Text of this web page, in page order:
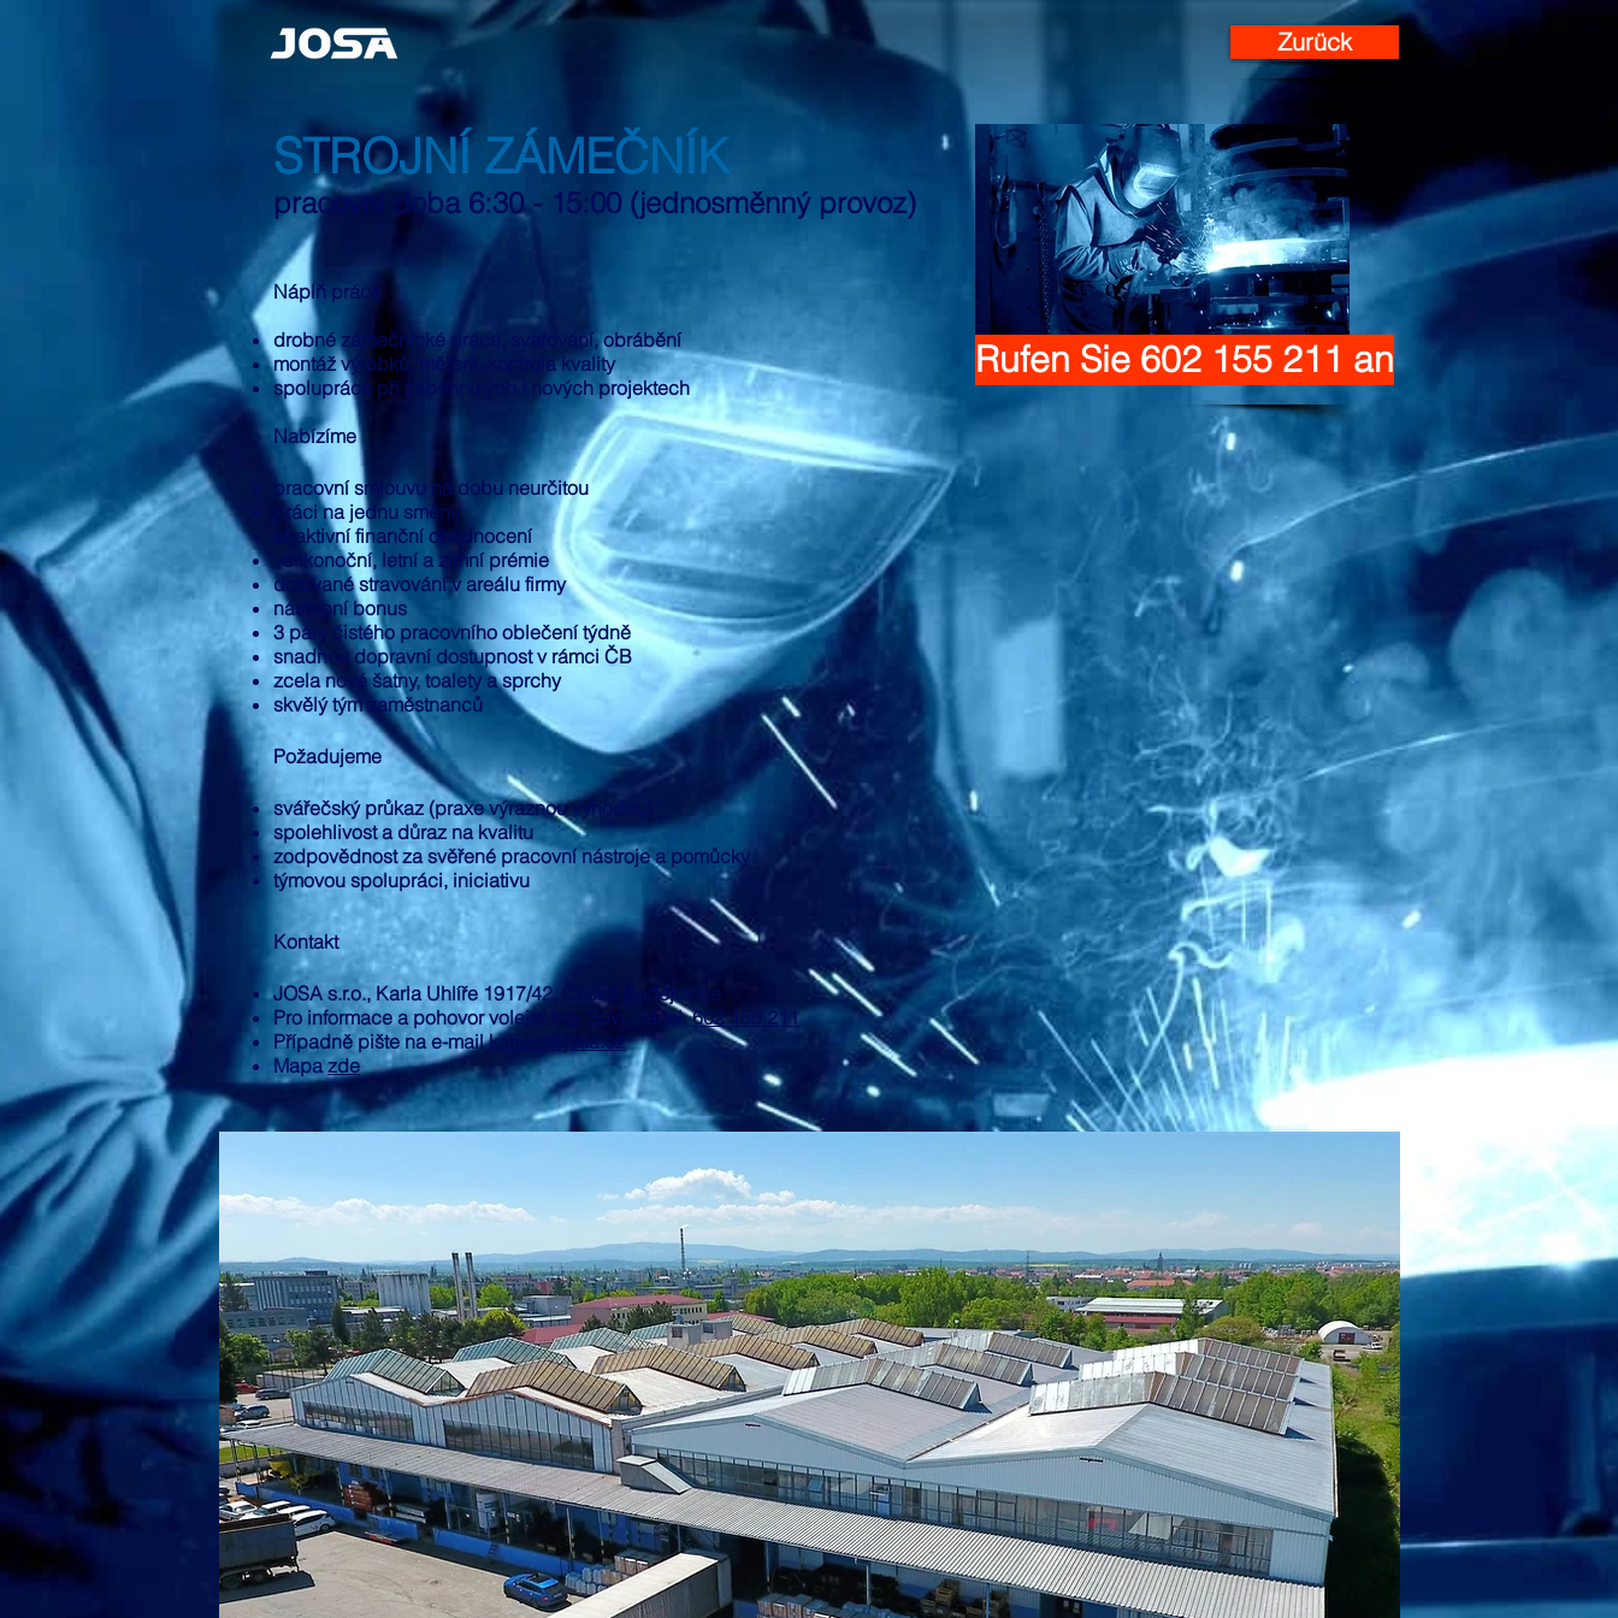
Zurück
STROJNÍ ZÁMEČNÍK
pracovní doba 6:30 - 15:00 (jednosměnný provoz)
Náplň práce
drobné zámečnické práce, svařování, obrábění
montáž výrobků, měření, kontrola kvality
spolupráce při zaběhnutých i nových projektech
Nabízíme
pracovní smlouvu na dobu neurčitou
práci na jednu směnu
atraktivní finanční ohodnocení
velikonoční, letní a zimní prémie
dotované stravování v areálu firmy
nástupní bonus
3 páry čistého pracovního oblečení týdně
snadnou dopravní dostupnost v rámci ČB
zcela nové šatny, toalety a sprchy
skvělý tým zaměstnanců
Požadujeme
svářečský průkaz (praxe výraznou výhodou)
spolehlivost a důraz na kvalitu
zodpovědnost za svěřené pracovní nástroje a pomůcky
týmovou spolupráci, iniciativu
Kontakt
JOSA s.r.o., Karla Uhlíře 1917/42, České Budějovice
Pro informace a pohovor volejte Ing. Sovu na tel.602 155 211
Případně pište na e-mailkariera@josa.cz
Mapazde
Rufen Sie 602 155 211 an